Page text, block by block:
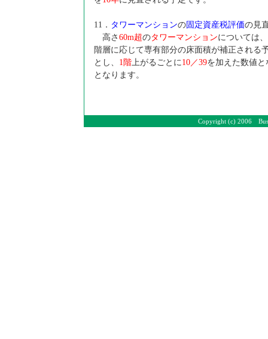
11 ． タワーマンションの固定資産税評価の見
高さ 60m超のタワーマンションについては
階層に応じて専有部分の床面積が補正される
とし、 1 階上がるごとに10／39を加えた数値と
となります。
Copyright (c) 2006